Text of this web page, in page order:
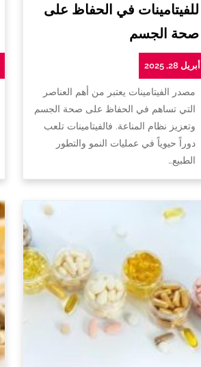
للفيتامينات في الحفاظ على
صحة الجسم
أبريل 28, 2025
مصدر الفيتامينات يعتبر من أهم العناصر
التي تساهم في الحفاظ على صحة الجسم
وتعزيز نظام المناعة. فالفيتامينات تلعب
دوراً حيوياً في عمليات النمو والتطور
الطبيع…